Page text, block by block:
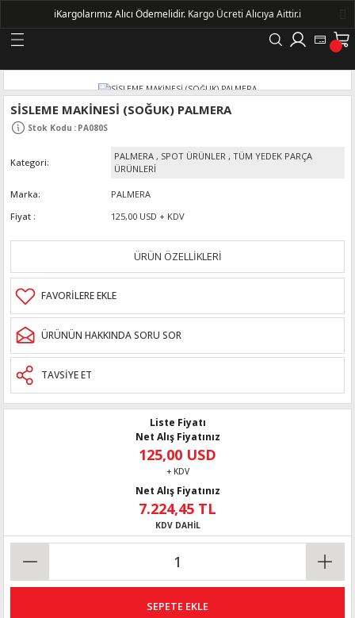
Geri Dön
KASNAKLI ALTERNATÖRLER - 1500
SİSLEME MAKİNESİ (SOĞUK) PALMERA
Stok Kodu : PA080S
Kategori
PALMERA , SPOT ÜRÜNLER , TÜM YEDEK PARÇA
ÜRÜNLERİ
Marka
PALMERA
Fiyat
125,00 USD + KDV
ÜRÜN ÖZELLİKLERİ
ÜRÜNÜN HAKKINDA SORU SOR
TAVSİYE ET
Liste Fiyatı
Net Alış Fiyatınız
125,00 USD
+ KDV
Net Alış Fiyatınız
7.224,45 TL
KDV DAHİL
SEPETE EKLE
ℹ️Kargolarımız Alıcı Ödemelidir. Kargo Ücreti Alıcıya Aittir.ℹ️